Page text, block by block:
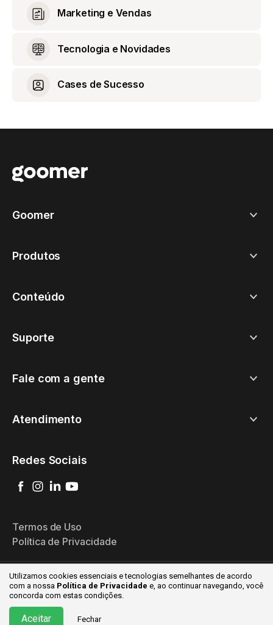
Marketing e Vendas
Tecnologia e Novidades
Cases de Sucesso
Goomer
Produtos
Conteúdo
Suporte
Fale com a gente
Atendimento
Redes Sociais
Termos de Uso
Política de Privacidade
© 2026 Goomer - Todos os direitos reservados
Utilizamos cookies essenciais e tecnologias semelhantes de acordo
com a nossa Política de Privacidade e, ao continuarnavegando, você
concorda com estas condições.
Aceitar Fechar